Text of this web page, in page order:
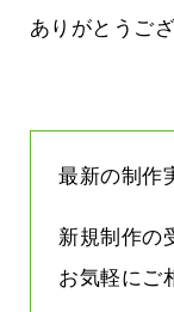
ありがとうござ
最新の制作
新規制作の
お気軽にご